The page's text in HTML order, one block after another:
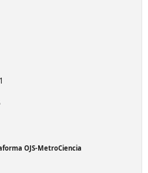
OJS-MetroCiencia